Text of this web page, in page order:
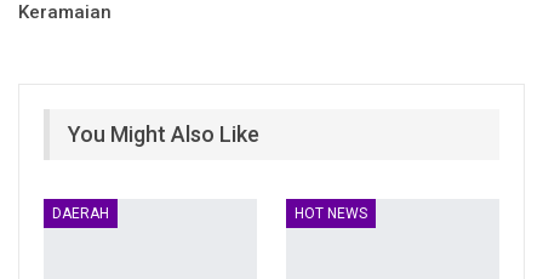
Keramaian
You Might Also Like
DAERAH HOT NEWS